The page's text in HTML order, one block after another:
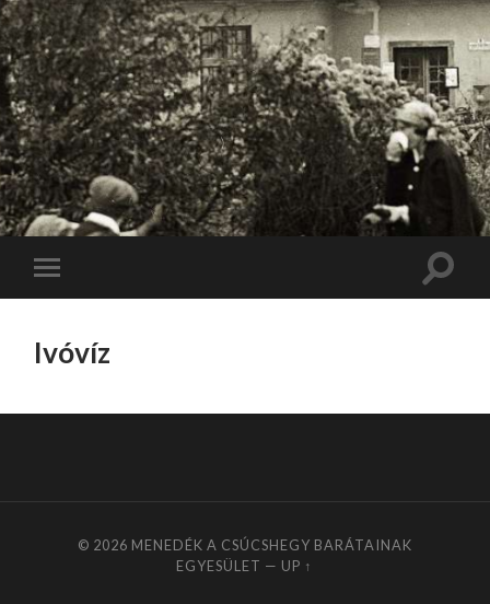
Toggle
mobile
Toggle
Ivóvíz
© 2026 MENEDÉK A CSÚCSHEGY BARÁTAINAK
EGYESÜLET — UP ↑